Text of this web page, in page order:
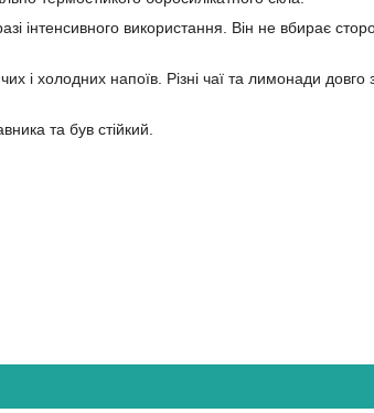
інтенсивного використання. Він не вбирає
і холодних напоїв. Різні чаї та лимонади довго
та був стійкий.